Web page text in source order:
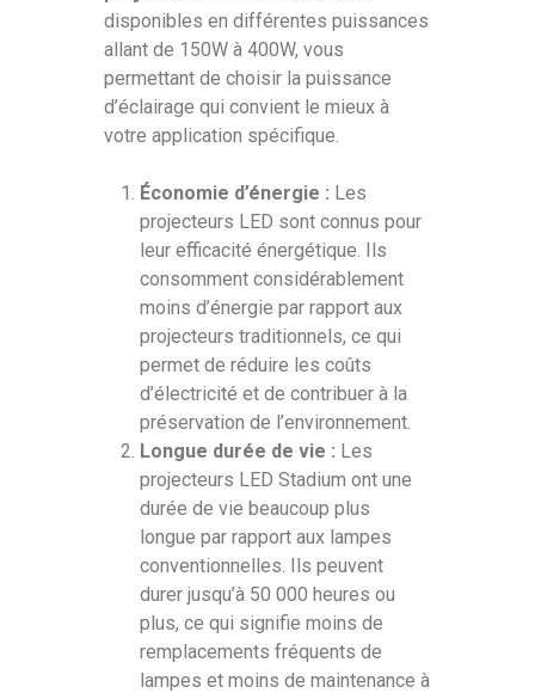
disponibles en différentes puissances
allant de 150W à 400W, vous
permettant de choisir la puissance
d’éclairage qui convient le mieux à
votre application spécifique.
Économie d’énergie : Les
projecteurs LED sont connus pour
leur efficacité énergétique. Ils
consomment considérablement
moins d’énergie par rapport aux
projecteurs traditionnels, ce qui
permet de réduire les coûts
d’électricité et de contribuer à la
préservation de l’environnement.
Longue durée de vie : Les
projecteurs LED Stadium ont une
durée de vie beaucoup plus
longue par rapport aux lampes
conventionnelles. Ils peuvent
durer jusqu’à 50 000 heures ou
plus, ce qui signifie moins de
remplacements fréquents de
lampes et moins de maintenance à